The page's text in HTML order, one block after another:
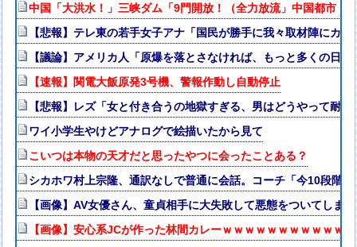
中国「大洪水！」三峡ダム「9門開放！（全力放流」中国都市
【悲報】テレ東の若手女子アナ「国民が勝手に我々取材陣にカ
【議論】アメリカ人「原爆を落とさなければ、もっと多くの日
【速報】関電大飯原発3号機、警報作動し自動停止
【悲報】レズ「女と付き合うの地獄すぎる、男はどうやって耐え
ワイ小学生やけどアナログで絵描いたから見て
こいつは本物の天才だと思ったやつに会ったことある？
シカホワ村上宗隆、通訳なしで普通に会話。コーチ「今10段階
【画像】AV女優さん、童貞相手に大失敗して悪態をついてしま
【画像】安心系JCが作った林間カレーｗｗｗｗｗｗｗｗｗｗｗ